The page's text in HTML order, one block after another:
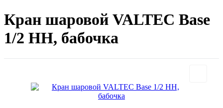
Кран шаровой VALTEC Base
1/2 НН, бабочка